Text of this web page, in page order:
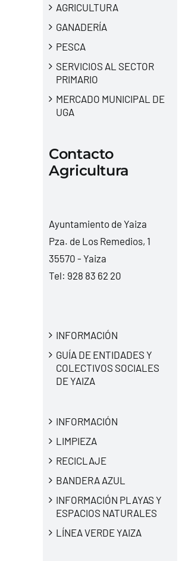
AGRICULTURA
GANADERÍA
PESCA
SERVICIOS AL SECTOR
PRIMARIO
MERCADO MUNICIPAL DE
UGA
Contacto
Agricultura
Ayuntamiento de Yaiza
Pza. de Los Remedios, 1
35570 - Yaiza
Tel: 928 83 62 20
INFORMACIÓN
GUÍA DE ENTIDADES Y
COLECTIVOS SOCIALES
DE YAIZA
INFORMACIÓN
LIMPIEZA
RECICLAJE
BANDERA AZUL
INFORMACIÓN PLAYAS Y
ESPACIOS NATURALES
LÍNEA VERDE YAIZA